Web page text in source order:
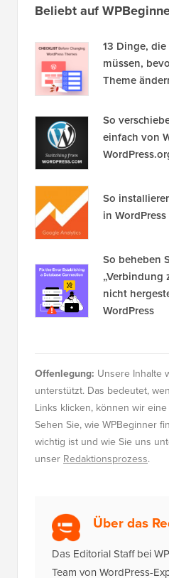
müssen,
Theme
einfach von
in
„Verbindung
nicht
WordPress
Offenlegung:Unsere Inhalte
unterstützt. Das bedeutet,
Links klicken, können wir
Sehen Sie, wie WPBeginner
wichtig ist und wie Sie uns
unserRedaktionsprozess.
Das Editorial Staff bei
Team von WordPress-
Leitung von Syed Balkhi